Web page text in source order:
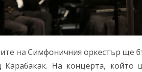
на Симфоничния оркестър ще
Карабакак. На концерта,